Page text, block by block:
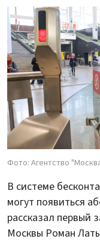
Фото: Агентство
В системе
могут появиться
рассказал первый
Москвы Роман